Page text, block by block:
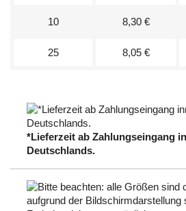
10 8,30 €
25 8,05 €
*Lieferzeit ab Zahlungseingang
Deutschlands.